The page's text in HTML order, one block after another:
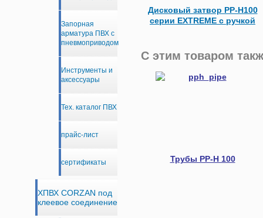
Дисковый затвор PP-H100
серии EXTREME с ручкой
С этим товаром
Трубы PP-H 100
Запорная
арматура ПВХ с
пневмоприводом
Инструменты и
аксессуары
Тех. каталог ПВХ
прайс-лист
сертификаты
ХПВХ CORZAN под
клеевое соединение